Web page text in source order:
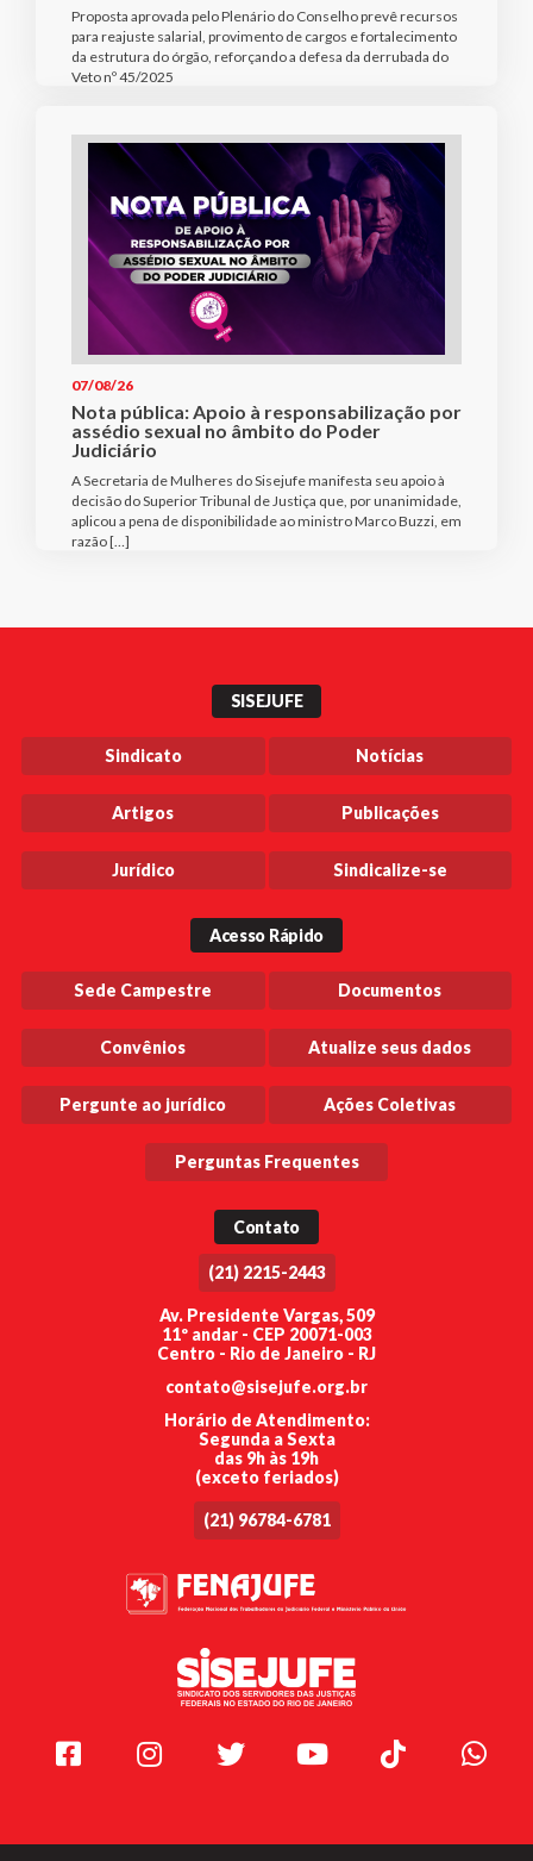
Proposta aprovada pelo Plenário do Conselho prevê recursos
para reajuste salarial, provimento de cargos e fortalecimento
da estrutura do órgão, reforçando a defesa da derrubada do
Veto nº 45/2025
07/08/26
Nota pública: Apoio à responsabilização por
assédio sexual no âmbito do Poder
Judiciário
A Secretaria de Mulheres do Sisejufe manifesta seu apoio à
decisão do Superior Tribunal de Justiça que, por unanimidade,
aplicou a pena de disponibilidade ao ministro Marco Buzzi, em
razão […]
SISEJUFE
Sindicato Notícias
Artigos Publicações
Jurídico Sindicalize-se
Acesso Rápido
Sede Campestre Documentos
Convênios Atualize seus dados
Pergunte ao jurídico Ações Coletivas
Perguntas Frequentes
Contato
(21) 2215-2443
Av. Presidente Vargas, 509
11º andar - CEP 20071-003
Centro - Rio de Janeiro - RJ
contato@sisejufe.org.br
Horário de Atendimento:
Segunda a Sexta
das 9h às 19h
(exceto feriados)
(21) 96784-6781
Facebook Instagram Twitter Youtube TikTok